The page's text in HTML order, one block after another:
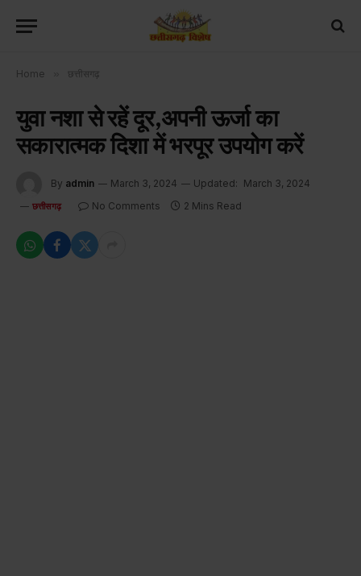
Home छत्तीसगढ़
युवा नशा से रहें दूर,अपनी ऊर्जा का
सकारात्मक दिशा में भरपूर उपयोग करें
By admin March 3, 2024 Updated: March 3, 2024
छत्तीसगढ़ No Comments 2 Mins Read